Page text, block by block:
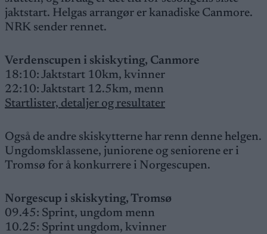
jaktstart. Helgas arrangør er kanadiske Canmore.
NRK sender rennet.
Verdenscupen i skiskyting, Canmore
18:10: Jaktstart 10km, kvinner
22:10: Jaktstart 12.5km, menn
Startlister, detaljer og resultater
Også de andre skiskytterne har renn denne helgen.
Ungdomsklassene, juniorene og seniorene er i
Tromsø for å konkurrere i Norgescupen.
Norgescup i skiskyting, Tromsø
09.45: Sprint, ungdom menn
10.25: Sprint ungdom, kvinner